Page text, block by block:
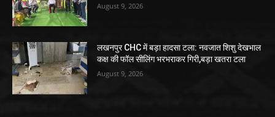
August 9, 2026
लखनपुर CHC में बड़ा हादसा टला: नवजात शिशु देखभाल
कक्ष की फॉल सीलिंग भरभराकर गिरी,बड़ा खतरा टला
August 9, 2026